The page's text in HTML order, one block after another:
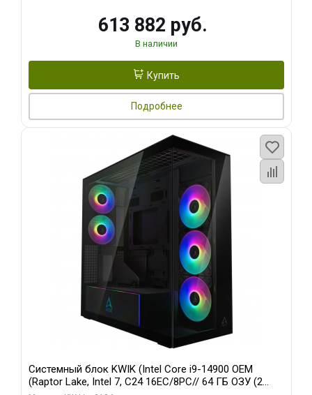
613 882 руб.
В наличии
Купить
Подробнее
Системный блок KWIK (Intel Core i9-14900 OEM
(Raptor Lake, Intel 7, C24 16EC/8PC// 64 ГБ ОЗУ (2